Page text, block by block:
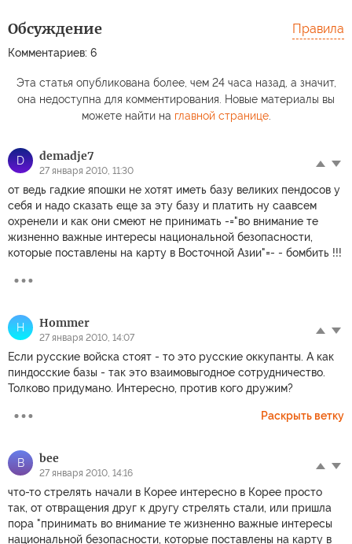
Обсуждение
Комментариев: 6
Правила
Эта статья опубликована более, чем 24 часа назад, а значит,
она недоступна для комментирования. Новые материалы вы
можете найти на главной странице.
D demadje7
27 января 2010, 11:30
от ведь гадкие япошки не хотят иметь базу великих пендосов у
себя и надо сказать еще за эту базу и платить ну саавсем
охренели и как они смеют не принимать -="во внимание те
жизненно важные интересы национальной безопасности,
которые поставлены на карту в Восточной Азии"=- - бомбить !!!
H Hommer
27 января 2010, 14:07
Если русские войска стоят - то это русские оккупанты. А как
пиндосские базы - так это взаимовыгодное сотрудничество.
Толково придумано. Интересно, против кого дружим?
Раскрыть ветку
B bee
27 января 2010, 14:16
что-то стрелять начали в Корее интересно в Корее просто
так, от отвращения друг к другу стрелять стали, или пришла
пора "принимать во внимание те жизненно важные интересы
национальной безопасности, которые поставлены на карту в